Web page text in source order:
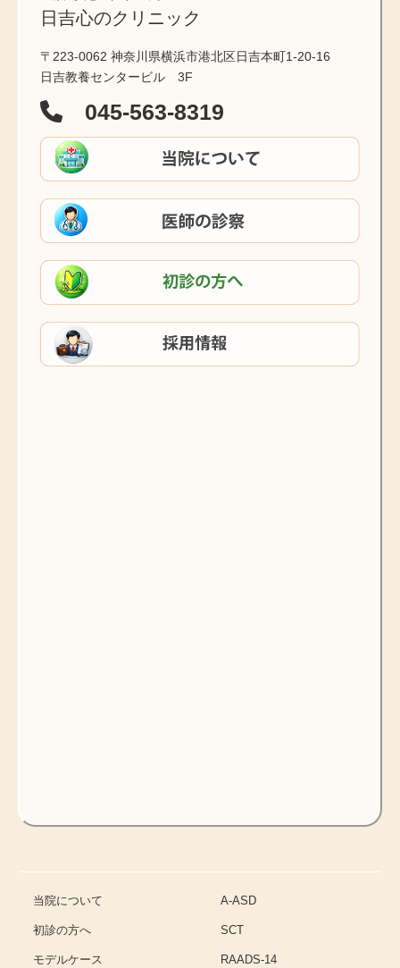
日吉心のクリニック
〒223-0062 神奈川県横浜市港北区日吉本町1-20-16
日吉教養センタービル 3F
045-563-8319
当院について
初診の方へ
モデルケース
A-ASD
SCT
RAADS-14